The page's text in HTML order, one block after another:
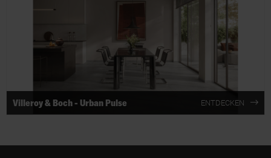
Villeroy & Boch - Urban Pulse ENTDECKEN